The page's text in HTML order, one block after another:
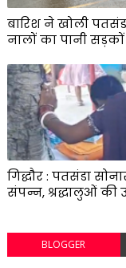
बारिश ने खोली
नालों का पानी
गिद्धौर : पतसंडा
संपन्न, श्रद्धालुओं की
BLOGGER